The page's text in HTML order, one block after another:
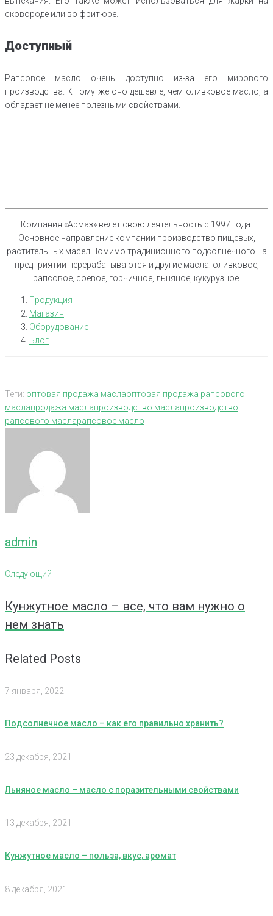
сковороде или во фритюре.
Доступный
Рапсовое масло очень доступно из-за его мирового
производства. К тому же оно дешевле, чем оливковое масло, а
обладает не менее полезными свойствами.
Компания «Армаз» ведёт свою деятельность с 1997 года.
Основное направление компании производство пищевых,
растительных масел.Помимо традиционного подсолнечного на
предприятии перерабатываются и другие масла: оливковое,
рапсовое, соевое, горчичное, льняное, кукурузное.
Продукция
Магазин
Оборудование
Блог
Теги: оптовая продажа маслаоптовая продажа рапсового
маслапродажа маслапроизводство маслапроизводство
рапсового масларапсовое масло
admin
Навигация
записям
Следующий
Следующий
Кунжутное масло – все, что вам нужно о
нем знать
Related Posts
7 января, 2022
Подсолнечное масло – как его правильно хранить?
23 декабря, 2021
Льняное масло – масло с поразительными свойствами
13 декабря, 2021
Кунжутное масло – польза, вкус, аромат
8 декабря, 2021